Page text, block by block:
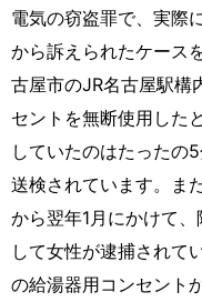
電気の窃盗罪で、実際
から訴えられたケース
古屋市のJR名古屋駅構
セントを無断使用した
していたのはたったの
送検されています。ま
から翌年1月にかけて
して女性が逮捕されて
の給湯器用コンセント